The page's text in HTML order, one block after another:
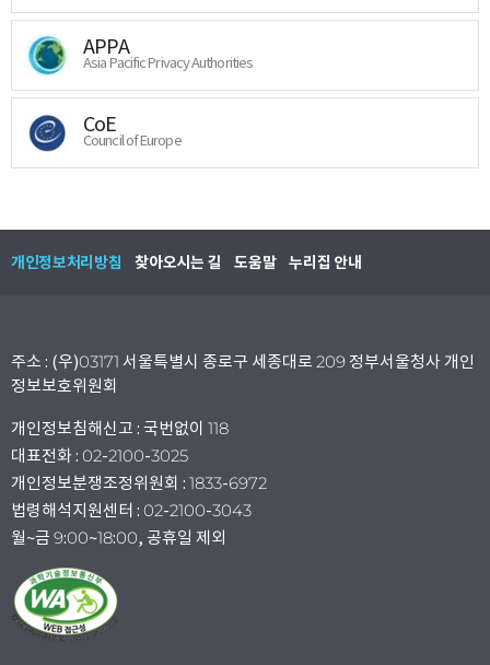
APPA
Asia Pacific Privacy Authorities
CoE
Council of Europe
개인정보처리방침 찾아오시는 길 도움말 누리집 안내
주소 : (우)03171 서울특별시 종로구 세종대로 209 정부서울청사 개인
정보보호위원회
개인정보침해신고 : 국번없이 118
대표전화 : 02-2100-3025
개인정보분쟁조정위원회 : 1833-6972
법령해석지원센터 : 02-2100-3043
월~금 9:00~18:00, 공휴일 제외